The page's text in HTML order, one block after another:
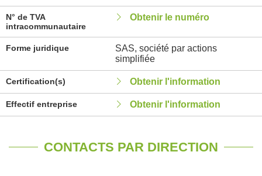
N° de TVA
intracommunautaire
Obtenir le numéro
Forme juridique
SAS, société par actions
simplifiée
Certification(s) Obtenir l'information
Effectif entreprise Obtenir l'information
CONTACTS PAR DIRECTION